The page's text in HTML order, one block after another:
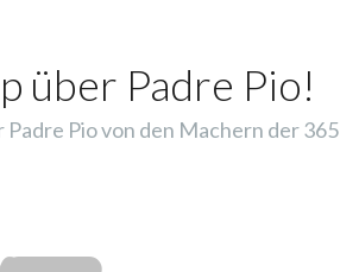
über Padre Pio!
Pio von den Machern der